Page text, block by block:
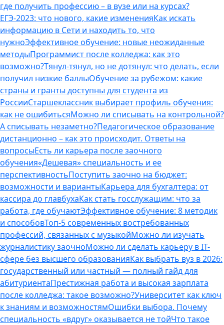
где получить профессию – в вузе или на курсах?
ЕГЭ-2023: что нового, какие измененияКак искать
информацию в Сети и находить то, что
нужноЭффективное обучение: новые неожиданные
методыПрограммист после колледжа: как это
возможно?Тянул-тянул, но не дотянул: что делать, если
получил низкие баллыОбучение за рубежом: какие
страны и гранты доступны для студента из
РоссииСтаршеклассник выбирает профиль обучения:
как не ошибитьсяМожно ли списывать на контрольной?
А списывать незаметно?Педагогическое образование
дистанционно – как это происходит. Ответы на
вопросыЕсть ли карьера после заочного
обучения«Дешевая» специальность и ее
перспективностьПоступить заочно на бюджет:
возможности и вариантыКарьера для бухгалтера: от
кассира до главбухаКак стать госслужащим: что за
работа, где обучаютЭффективное обучение: 8 методик
и способовТоп-5 современных востребованных
профессий, связанных с музыкойМожно ли изучать
журналистику заочноМожно ли сделать карьеру в IT-
сфере без высшего образованияКак выбрать вуз в 2026:
государственный или частный — полный гайд для
абитуриентаПрестижная работа и высокая зарплата
после колледжа: такое возможно?Университет как ключ
к знаниям и возможностямОшибки выбора. Почему
специальность «вдруг» оказывается не тойЧто такое